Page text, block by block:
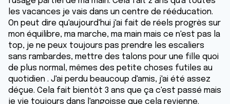
les vacances je vais dans un centre de rééducation.
On peut dire qu'aujourd'hui j'ai fait de réels progrès sur
mon équilibre, ma marche, ma main mais ce n'est pas la
top, je ne peux toujours pas prendre les escaliers
sans rambardes, mettre des talons pour une fille quoi
de plus normal, mêmes des petite choses futiles au
quotidien . J'ai perdu beaucoup d'amis, j'ai été assez
déçue. Cela fait bientôt 3 ans que ça c'est passé mais
je vie toujours dans l'angoisse que cela revienne.